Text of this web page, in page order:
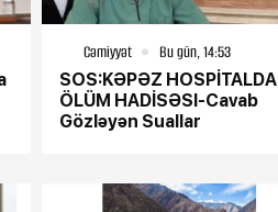
Cəmiyyət
Bu gün, 14:53
SOS:KƏPƏZ HOSPİTALDA
ÖLÜM HADİSƏSI-Cavab
Gözləyən Suallar
10:52
batan
tapıldı